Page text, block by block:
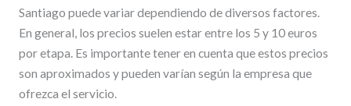
Santiago puede variar dependiendo de diversos factores.
En general, los precios suelen estar entre los 5 y 10 euros
por etapa. Es importante tener en cuenta que estos precios
son aproximados y pueden varían según la empresa que
ofrezca el servicio.